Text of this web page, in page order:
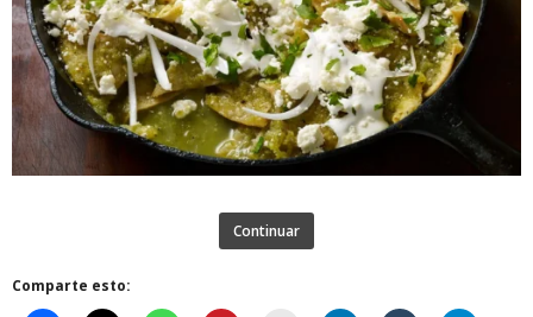
Continuar
Comparte esto: